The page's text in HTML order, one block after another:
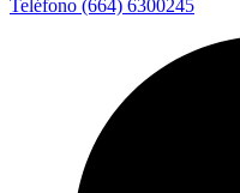
Teléfono (664) 6300245